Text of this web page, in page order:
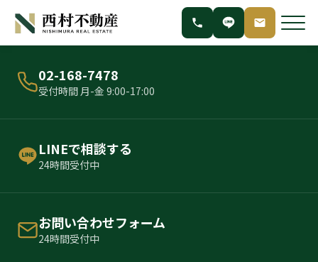
02-168-7478
受付時間 月-金 9:00-17:00
LINEで相談する
24時間受付中
お問い合わせフォーム
24時間受付中